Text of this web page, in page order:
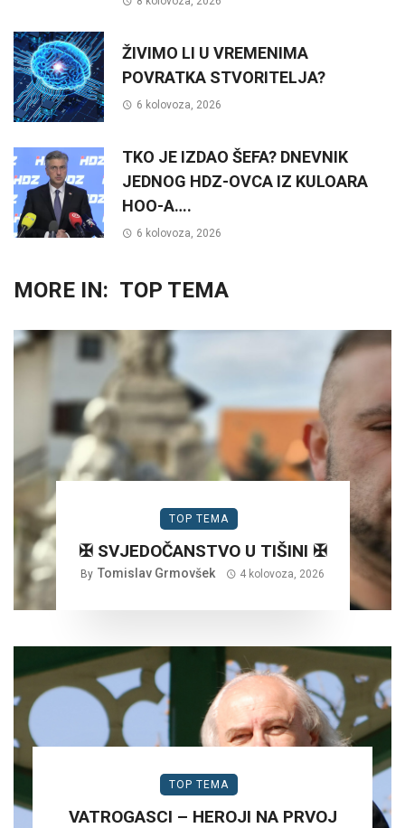
ŽIVIMO LI U VREMENIMA
POVRATKA STVORITELJA?
6 kolovoza, 2026
TKO JE IZDAO ŠEFA? DNEVNIK
JEDNOG HDZ-OVCA IZ KULOARA
HOO-A….
6 kolovoza, 2026
MORE IN: TOP TEMA
TOP TEMA
✠ SVJEDOČANSTVO U TIŠINI ✠
By Tomislav Grmovšek 4 kolovoza, 2026
TOP TEMA
VATROGASCI – HEROJI NA PRVOJ